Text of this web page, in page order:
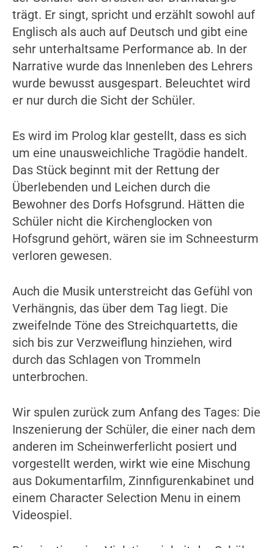
trägt. Er singt, spricht und erzählt sowohl auf
Englisch als auch auf Deutsch und gibt eine
sehr unterhaltsame Performance ab. In der
Narrative wurde das Innenleben des Lehrers
wurde bewusst ausgespart. Beleuchtet wird
er nur durch die Sicht der Schüler.
Es wird im Prolog klar gestellt, dass es sich
um eine unausweichliche Tragödie handelt.
Das Stück beginnt mit der Rettung der
Überlebenden und Leichen durch die
Bewohner des Dorfs Hofsgrund. Hätten die
Schüler nicht die Kirchenglocken von
Hofsgrund gehört, wären sie im Schneesturm
verloren gewesen.
Auch die Musik unterstreicht das Gefühl von
Verhängnis, das über dem Tag liegt. Die
zweifelnde Töne des Streichquartetts, die
sich bis zur Verzweiflung hinziehen, wird
durch das Schlagen von Trommeln
unterbrochen.
Wir spulen zurück zum Anfang des Tages: Die
Inszenierung der Schüler, die einer nach dem
anderen im Scheinwerferlicht posiert und
vorgestellt werden, wirkt wie eine Mischung
aus Dokumentarfilm, Zinnfigurenkabinet und
einem Character Selection Menu in einem
Videospiel.